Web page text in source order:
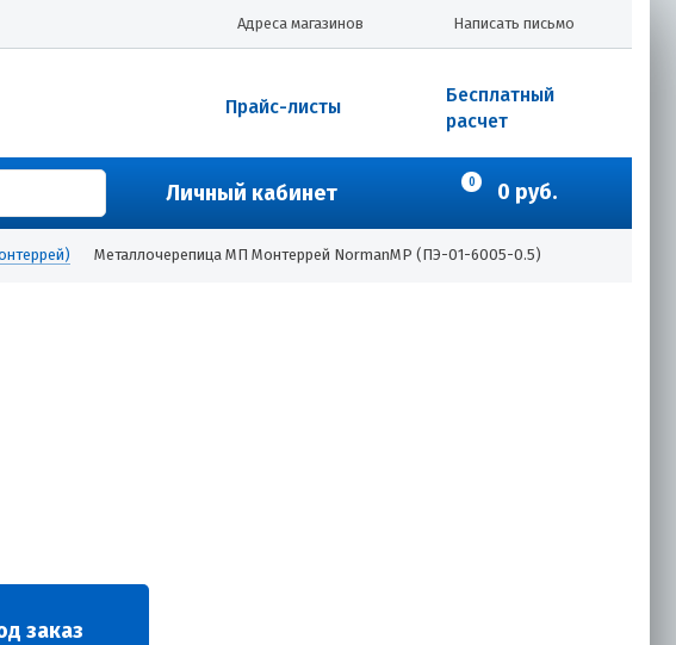
Написать письмо
Адреса магазинов
Бесплатный
расчет
Прайс-листы
Личный кабинет 0 0 руб.
Металлочерепица МП Монтеррей NormanMP (ПЭ-01-6005-0.5)
заказ